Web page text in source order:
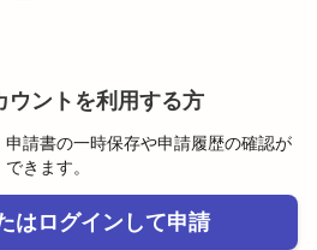
ントを利用する方
請書の一時保存や申請履歴の確認が
できます。
はログインして申請